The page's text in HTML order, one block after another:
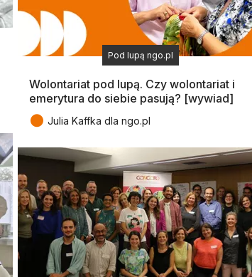
Pod lupą ngo.pl
Wolontariat pod lupą. Czy wolontariat i
emerytura do siebie pasują? [wywiad]
● Julia Kaffka dla ngo.pl